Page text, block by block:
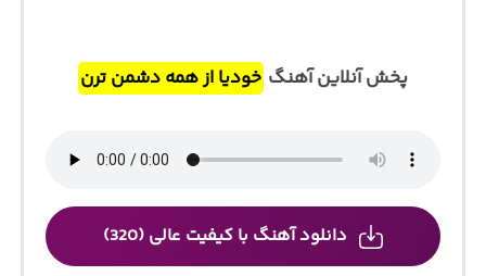
پخش آنلاین آهنگ خودیا از همه دشمن ترن
دانلود آهنگ با کیفیت عالی (320)